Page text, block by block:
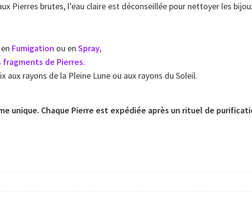
Pierres brutes, l’eau claire est déconseillée pour nettoyer les
Fumigation ou en Spray,
fragments de Pierres.
aux rayons de la Pleine Lune ou aux rayons du Soleil.
unique. Chaque Pierre est expédiée après un rituel de